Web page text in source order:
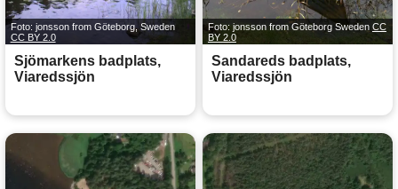
Foto: jonsson from Göteborg, Sweden
CC BY 2.0
Sjömarkens badplats,
Viaredssjön
Foto: jonsson from Göteborg Sweden CC
BY 2.0
Sandareds badplats,
Viaredssjön